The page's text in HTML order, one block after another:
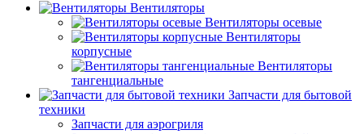
Вентиляторы
Вентиляторы осевые
Вентиляторы
корпусные
Вентиляторы
тангенциальные
Запчасти для бытовой
техники
Запчасти для аэрогриля